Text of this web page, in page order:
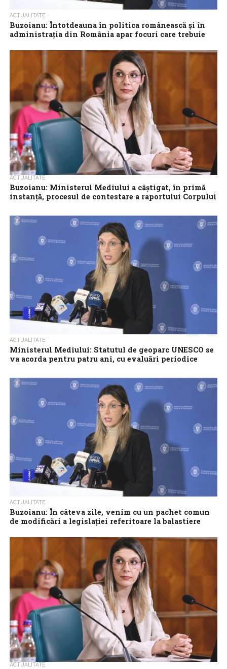
ACTUALITATE
Buzoianu: Întotdeauna în politica românească și în
administrația din România apar focuri care trebuie
Realitatea este că avem strategii peste strategii care au fost
adoptate în ultimii ani de zile, dar ce se întâmplă în practică...
ACTUALITATE
Buzoianu: Ministerul Mediului a câștigat, în primă
instanță, procesul de contestare a raportului Corpului
Ministerul Mediului, Apelor și Pădurilor (MMAP) a câștigat în
primă instanță procesul privind raportul Corpului de control,
referitor la drumul din Pădurea...
ACTUALITATE
Ministerul Mediului: Statutul de geoparc UNESCO se
va acorda pentru patru ani, cu evaluări periodice
Statutul de geoparc UNESCO se va acorda pentru o perioadă
limitată, de patru ani, cu evaluări periodice riguroase, ceea ce
asigură menținerea...
ACTUALITATE
Buzoianu: În câteva zile, venim cu un pachet comun
de modificări a legislației referitoare la balastiere
balastiere va fi definitivat în câteva zile, astfel încât să oprim
ACTUALITATE